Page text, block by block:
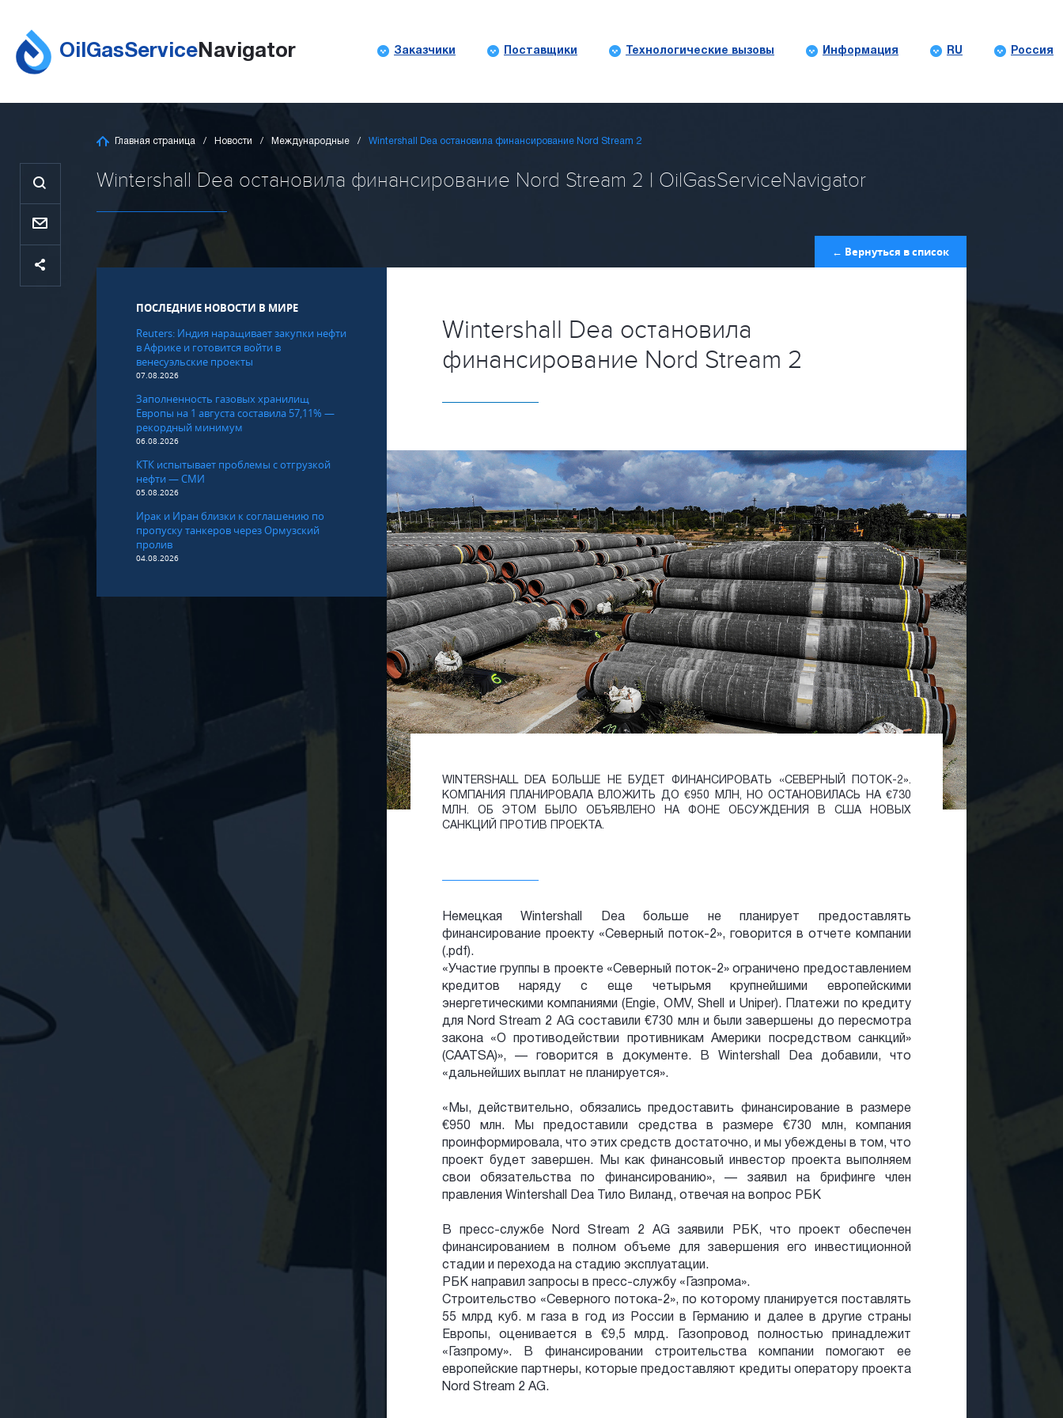
OilGasService Navigator Заказчики Поставщики Технологические вызовы Информация RU Россия
Главная страница Новости Международные Wintershall Dea остановила финансирование Nord Stream 2
Wintershall Dea остановила финансирование Nord Stream 2 | OilGasServiceNavigator
← Вернуться в список
ПОСЛЕДНИЕ НОВОСТИ В МИРЕ
Reuters: Индия наращивает закупки нефти
в Африке и готовится войти в
венесуэльские проекты
07.08.2026
Заполненность газовых хранилищ
Европы на 1 августа составила 57,11% —
рекордный минимум
06.08.2026
КТК испытывает проблемы с отгрузкой
нефти — СМИ
05.08.2026
Ирак и Иран близки к соглашению по
пропуску танкеров через Ормузский
пролив
04.08.2026
Wintershall Dea остановила
финансирование Nord Stream 2
WINTERSHALL DEA БОЛЬШЕ НЕ БУДЕТ ФИНАНСИРОВАТЬ «СЕВЕРНЫЙ ПОТОК-2».
КОМПАНИЯ ПЛАНИРОВАЛА ВЛОЖИТЬ ДО €950 МЛН, НО ОСТАНОВИЛАСЬ НА €730
МЛН. ОБ ЭТОМ БЫЛО ОБЪЯВЛЕНО НА ФОНЕ ОБСУЖДЕНИЯ В США НОВЫХ
САНКЦИЙ ПРОТИВ ПРОЕКТА.
Немецкая Wintershall Dea больше не планирует предоставлять
финансирование проекту «Северный поток-2», говорится в отчете компании
(.pdf).
«Участие группы в проекте «Северный поток-2» ограничено предоставлением
кредитов наряду с еще четырьмя крупнейшими европейскими
энергетическими компаниями (Engie, OMV, Shell и Uniper). Платежи по кредиту
для Nord Stream 2 AG составили €730 млн и были завершены до пересмотра
закона «О противодействии противникам Америки посредством санкций»
(CAATSA)», — говорится в документе. В Wintershall Dea добавили, что
«дальнейших выплат не планируется».
«Мы, действительно, обязались предоставить финансирование в размере
€950 млн. Мы предоставили средства в размере €730 млн, компания
проинформировала, что этих средств достаточно, и мы убеждены в том, что
проект будет завершен. Мы как финансовый инвестор проекта выполняем
свои обязательства по финансированию», — заявил на брифинге член
правления Wintershall Dea Тило Виланд, отвечая на вопрос РБК
В пресс-службе Nord Stream 2 AG заявили РБК, что проект обеспечен
финансированием в полном объеме для завершения его инвестиционной
стадии и перехода на стадию эксплуатации.
РБК направил запросы в пресс-службу «Газпрома».
Строительство «Северного потока-2», по которому планируется поставлять
55 млрд куб. м газа в год из России в Германию и далее в другие страны
Европы, оценивается в €9,5 млрд. Газопровод полностью принадлежит
«Газпрому». В финансировании строительства компании помогают ее
европейские партнеры, которые предоставляют кредиты оператору проекта
Nord Stream 2 AG.